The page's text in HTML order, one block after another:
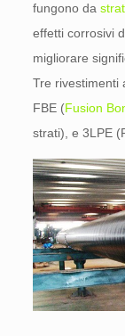
fungono da
effetti corrosivi
migliorare
Tre rivestimenti
FBE (Fusion
strati), e 3LPE